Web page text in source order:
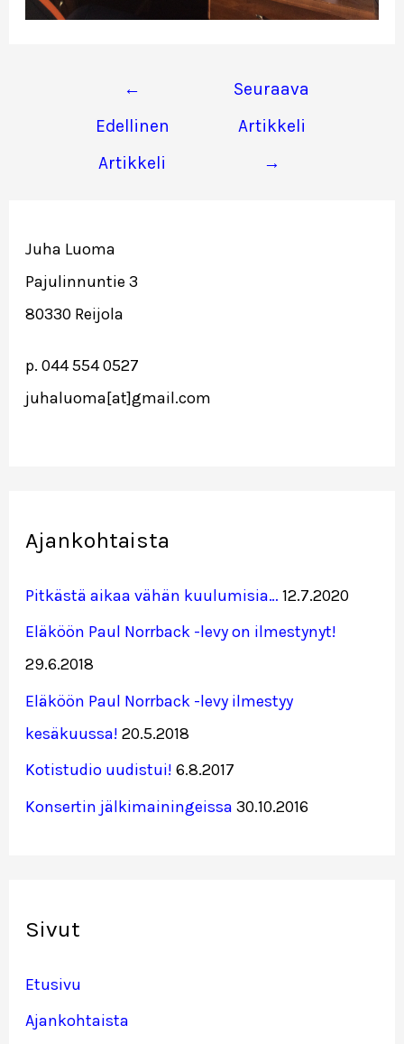
←
Edellinen
Artikkeli
Seuraava
Artikkeli
→
Juha Luoma
Pajulinnuntie 3
80330 Reijola
p. 044 554 0527
juhaluoma[at]gmail.com
Ajankohtaista
Pitkästä aikaa vähän kuulumisia… 12.7.2020
Eläköön Paul Norrback -levy on ilmestynyt!
29.6.2018
Eläköön Paul Norrback -levy ilmestyy
kesäkuussa! 20.5.2018
Kotistudio uudistui! 6.8.2017
Konsertin jälkimainingeissa 30.10.2016
Sivut
Etusivu
Ajankohtaista